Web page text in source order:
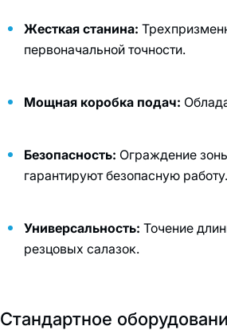
Жесткая станина:
первоначальной точности.
Мощная коробка подач:
Безопасность: Ограждение
гарантируют безопасную работу.
Универсальность: Точение
резцовых салазок.
Стандартное